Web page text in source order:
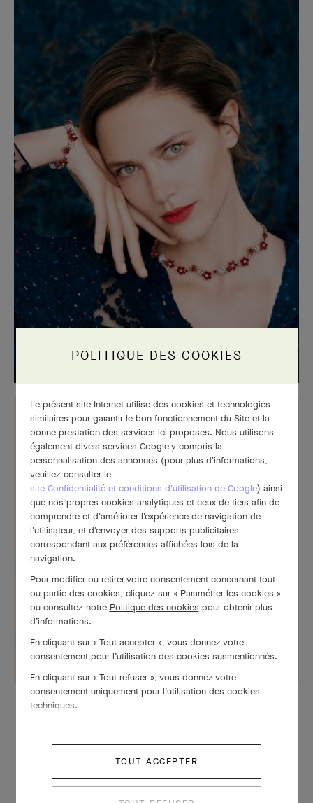
POLITIQUE DES COOKIES
Le présent site Internet utilise des cookies et technologies
similaires pour garantir le bon fonctionnement du Site et la
bonne prestation des services ici proposes. Nous utilisons
également divers services Google y compris la
personnalisation des annonces (pour plus d'informations,
veuillez consulter le
site Confidentialité et conditions d'utilisation de Google) ainsi
que nos propres cookies analytiques et ceux de tiers afin de
comprendre et d'améliorer l'expérience de navigation de
l'utilisateur, et d'envoyer des supports publicitaires
correspondant aux préférences affichées lors de la
navigation.
Pour modifier ou retirer votre consentement concernant tout
ou partie des cookies, cliquez sur « Paramétrer les cookies »
ou consultez notre Politique des cookies pour obtenir plus
d’informations.
En cliquant sur « Tout accepter », vous donnez votre
consentement pour l’utilisation des cookies susmentionnés.
En cliquant sur « Tout refuser », vous donnez votre
consentement uniquement pour l’utilisation des cookies
techniques.
TOUT ACCEPTER